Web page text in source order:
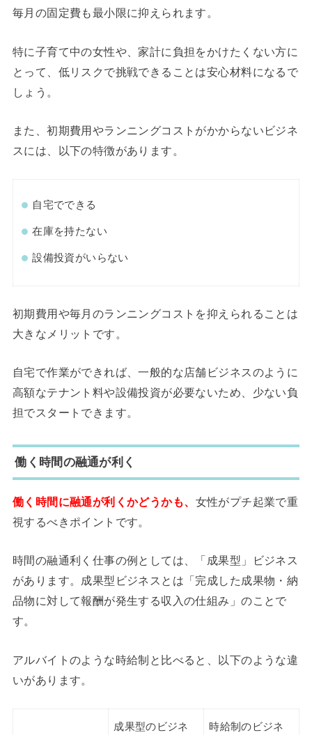
毎月の固定費も最小限に抑えられます。
特に子育て中の女性や、家計に負担をかけたくない方に
とって、低リスクで挑戦できることは安心材料になるで
しょう。
また、初期費用やランニングコストがかからないビジネ
スには、以下の特徴があります。
自宅でできる
在庫を持たない
設備投資がいらない
初期費用や毎月のランニングコストを抑えられることは
大きなメリットです。
自宅で作業ができれば、一般的な店舗ビジネスのように
高額なテナント料や設備投資が必要ないため、少ない負
担でスタートできます。
働く時間の融通が利く
働く時間に融通が利くかどうかも、 女性がプチ起業で重
視するべきポイントです。
時間の融通利く仕事の例としては、「成果型」ビジネス
があります。成果型ビジネスとは「完成した成果物・納
品物に対して報酬が発生する収入の仕組み」のことで
す。
アルバイトのような時給制と比べると、以下のような違
いがあります。
成果型のビジネ 時給制のビジネ